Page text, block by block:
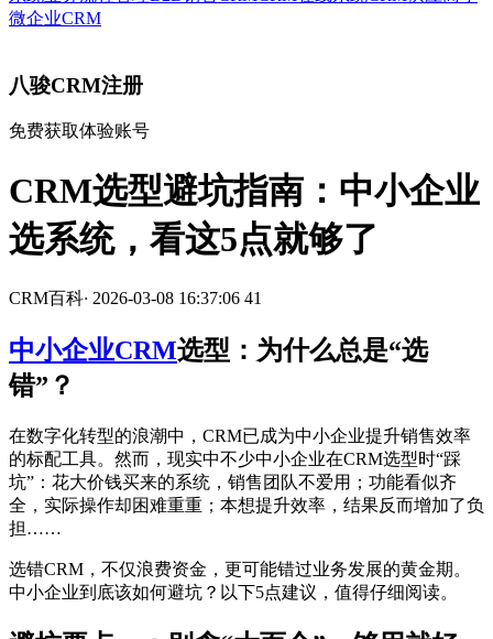
微企业CRM
八骏CRM注册
免费获取体验账号
CRM选型避坑指南：中小企业
选系统，看这5点就够了
CRM百科· 2026-03-08 16:37:06 41
中小企业CRM选型：为什么总是“选
错”？
在数字化转型的浪潮中，CRM已成为中小企业提升销售效率
的标配工具。然而，现实中不少中小企业在CRM选型时“踩
坑”：花大价钱买来的系统，销售团队不爱用；功能看似齐
全，实际操作却困难重重；本想提升效率，结果反而增加了负
担……
选错CRM，不仅浪费资金，更可能错过业务发展的黄金期。
中小企业到底该如何避坑？以下5点建议，值得仔细阅读。